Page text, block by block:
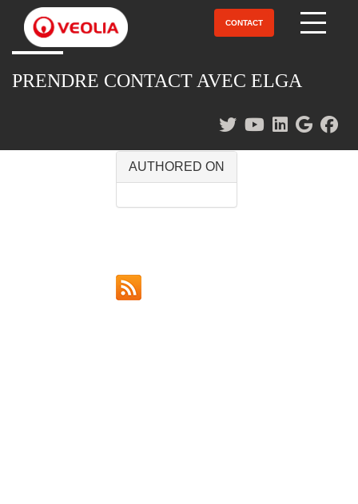
contenu
principal
CONTACT
PRENDRE CONTACT AVEC ELGA
AUTHORED ON